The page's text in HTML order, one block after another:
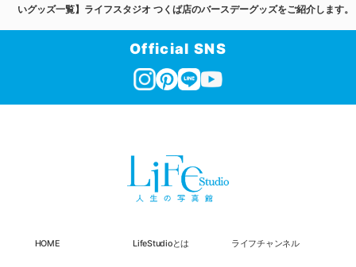
いグッズ一覧】ライフスタジオ つくば店のバースデーグッズをご紹介します。
Official SNS
HOME LifeStudioとは ライフチャンネル